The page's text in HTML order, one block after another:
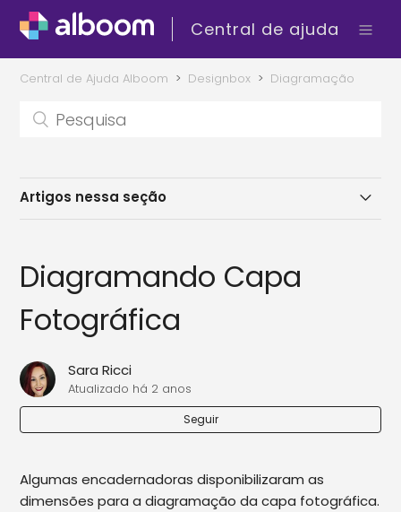
Central de ajuda
Central de Ajuda Alboom Designbox Diagramação
Artigos nessa seção
FAQ: Problemas com o Upload de Imagens
Funções da Diagramação
Diagramando Capa
Fotográfica
Sara Ricci
Atualizado há 2 anos
Seguir
Algumas encadernadoras disponibilizaram as
dimensões para a diagramação da capa fotográfica.